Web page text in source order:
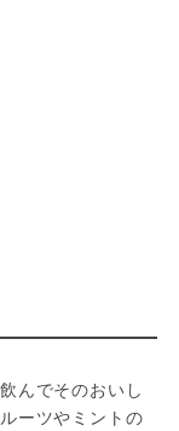
んでそのおいし
ーツやミントの